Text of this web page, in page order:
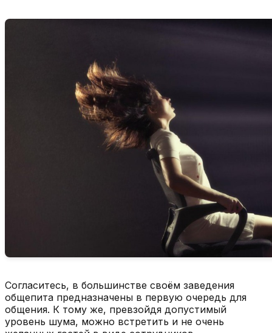
Согласитесь, в большинстве своём заведения
общепита предназначены в первую очередь для
общения. К тому же, превзойдя допустимый
уровень шума, можно встретить и не очень